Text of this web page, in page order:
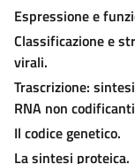
Espressione e
Classificazione e
virali.
Trascrizione:
RNA non
Il codice genetico.
La sintesi proteica.